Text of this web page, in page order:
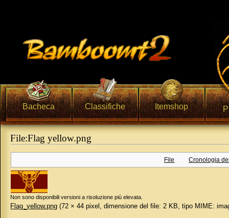
Bacheca Classifiche Itemshop
File:Flag yellow.png
File Cronologia
Non sono disponibili versioni a risoluzione più elevata.
Flag_yellow.png ‎(72 × 44 pixel, dimensione del file: 2 KB, tipo MIME: